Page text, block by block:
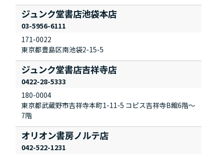
ジュンク堂書店池袋本店
171-0022
東京都豊島区南池袋2-15-5
03-5956-6111
ジュンク堂書店吉祥寺店
180-0004
東京都武蔵野市吉祥寺本町1-11-5 コピス吉祥寺B館6階～
7階
0422-28-5333
オリオン書房ノルテ店
042-522-1231